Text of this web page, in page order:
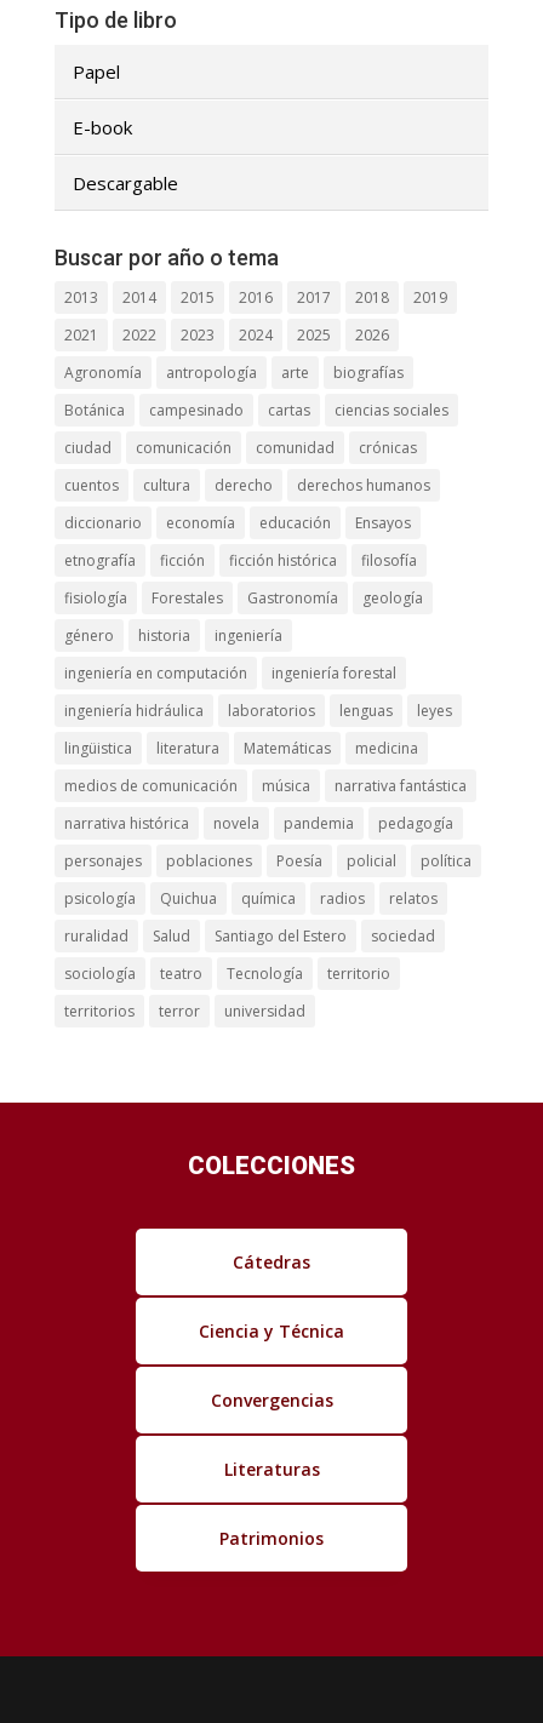
Tipo de libro
Papel
E-book
Descargable
Buscar por año o tema
2013 2014 2015 2016 2017 2018
2019
2021
2022 2023 2024 2025
2026
Agronomía
antropología arte
biografías
Botánica
campesinado cartas
ciencias sociales
ciudad
comunicación comunidad
crónicas
cuentos
cultura derecho
derechos humanos
diccionario
economía educación
Ensayos
etnografía
ficción ficción histórica
filosofía
fisiología
Forestales Gastronomía
geología
género
historia
ingeniería
ingeniería en computación
ingeniería forestal
ingeniería hidráulica
laboratorios lenguas
leyes
lingüistica
literatura Matemáticas
medicina
medios de comunicación
música
narrativa fantástica
narrativa histórica
novela pandemia
pedagogía
personajes
poblaciones Poesía policial
política
psicología
Quichua química radios
relatos
ruralidad
Salud Santiago del Estero
sociedad
sociología
teatro Tecnología
territorio
territorios
terror universidad
COLECCIONES
Cátedras
Ciencia y Técnica
Convergencias
Literaturas
Patrimonios